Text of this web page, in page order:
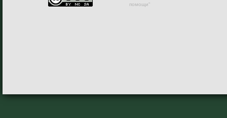
помощи"